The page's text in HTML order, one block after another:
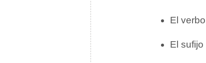
El verbo
El sufijo